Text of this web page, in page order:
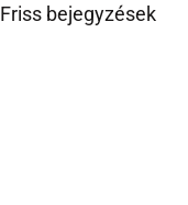
Friss bejegyzések